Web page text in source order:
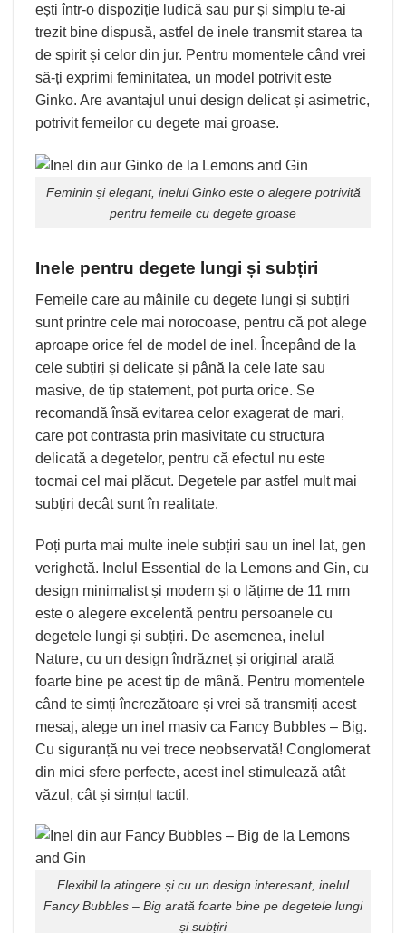
ești într-o dispoziție ludică sau pur și simplu te-ai
trezit bine dispusă, astfel de inele transmit starea ta
de spirit și celor din jur. Pentru momentele când vrei
să-ți exprimi feminitatea, un model potrivit este
Ginko. Are avantajul unui design delicat și asimetric,
potrivit femeilor cu degete mai groase.
Feminin și elegant, inelulGinkoeste o alegere potrivită
pentru femeile cu degete groase
Inele pentru degete lungi și subțiri
Femeile care au mâinile cu degete lungi și subțiri
sunt printre cele mai norocoase, pentru că pot alege
aproape orice fel de model de inel. Începând de la
cele subțiri și delicate și până la cele late sau
masive, de tip statement, pot purta orice. Se
recomandă însă evitarea celor exagerat de mari,
care pot contrasta prin masivitate cu structura
delicată a degetelor, pentru că efectul nu este
tocmai cel mai plăcut. Degetele par astfel mult mai
subțiri decât sunt în realitate.
Poți purta mai multe inele subțiri sau un inel lat, gen
verighetă. Inelul
Essential de la Lemons and Gin, cu
design minimalist și modern și o lățime de 11 mm
este o alegere excelentă pentru persoanele cu
degetele lungi și subțiri. De asemenea, inelul
Nature, cu un design îndrăzneț și original arată
foarte bine pe acest tip de mână. Pentru momentele
când te simți încrezătoare și vrei să transmiți acest
mesaj, alege un inel masiv ca Fancy Bubbles – Big.
Cu siguranță nu vei trece neobservată! Conglomerat
din mici sfere perfecte, acest inel stimulează atât
văzul, cât și simțul tactil.
Flexibil la atingere și cu un design interesant, inelul
Fancy Bubbles – Big arată foarte bine pe degetele lungi
și subțiri